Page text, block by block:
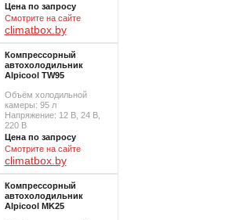
Цена по запросу
Смотрите на сайте
climatbox.by
Компрессорный
автохолодильник
Alpicool TW95
Объём холодильной
камеры: 95 л
Напряжение: 12 В, 24 В,
220 В
Цена по запросу
Смотрите на сайте
climatbox.by
Компрессорный
автохолодильник
Alpicool MK25